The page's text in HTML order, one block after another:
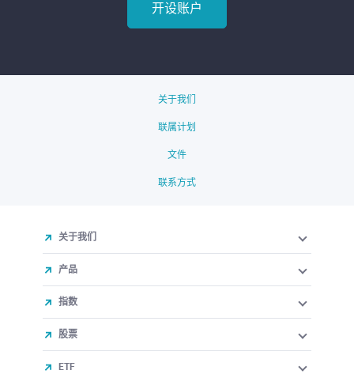
开设账户
关于我们
联属计划
文件
联系方式
关于我们
产品
指数
股票
ETF